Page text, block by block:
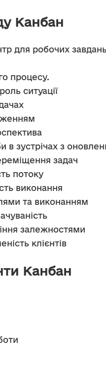
Канбан
для робочих
процесу.
ситуації
зустрічах з
задач
потоку
виконання
та виконанням
залежностями
клієнтів
Канбан